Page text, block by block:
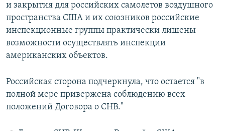
и закрытия для российских самолетов воздушного
пространства США и их союзников российские
инспекционные группы практически лишены
возможности осуществлять инспекции
американских объектов.
Российская сторона подчеркнула, что остается "в
полной мере привержена соблюдению всех
положений Договора о СНВ."